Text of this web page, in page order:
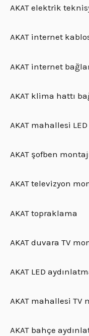
AKAT elektrik
AKAT internet
AKAT internet
AKAT klima hattı
AKAT mahallesi
AKAT şofben
AKAT televizyon
AKAT topraklama
AKAT duvara TV
AKAT LED
AKAT mahallesi TV
AKAT bahçe